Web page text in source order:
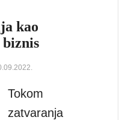
kao
Tokom
zatvaranja